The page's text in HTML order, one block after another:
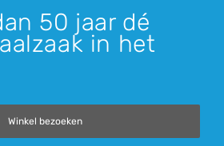
50 jaar dé
in het
Winkel bezoeken